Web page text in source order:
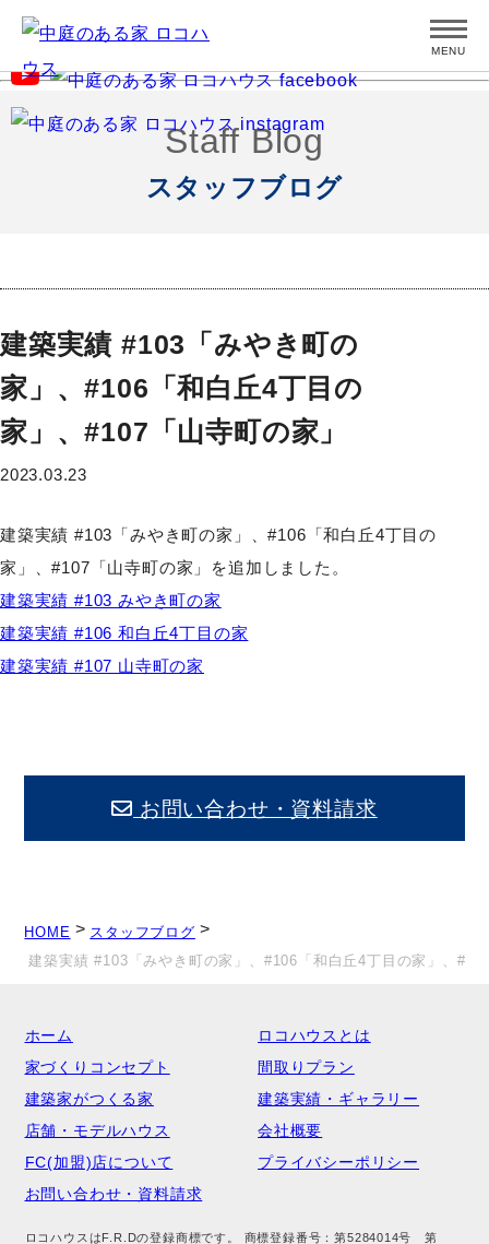
MENU
Staff Blog
スタッフブログ
建築実績 #103「みやき町の
家」、#106「和白丘4丁目の
家」、#107「山寺町の家」
2023.03.23
建築実績 #103「みやき町の家」、#106「和白丘4丁目の
家」、#107「山寺町の家」を追加しました。
建築実績 #103 みやき町の家
建築実績 #106 和白丘4丁目の家
建築実績 #107 山寺町の家
お問い合わせ・資料請求
HOME > スタッフブログ >
建築実績 #103「みやき町の家」、#106「和白丘4丁目の家」、
ホーム
ロコハウスとは
家づくりコンセプト
間取りプラン
建築家がつくる家
建築実績・ギャラリー
店舗・モデルハウス
会社概要
FC(加盟)店について
プライバシーポリシー
お問い合わせ・資料請求
ロコハウスはF.R.Dの登録商標です。 商標登録番号：第5284014号 第